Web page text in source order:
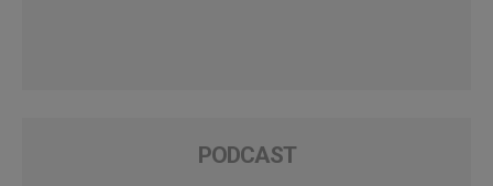
PODCAST